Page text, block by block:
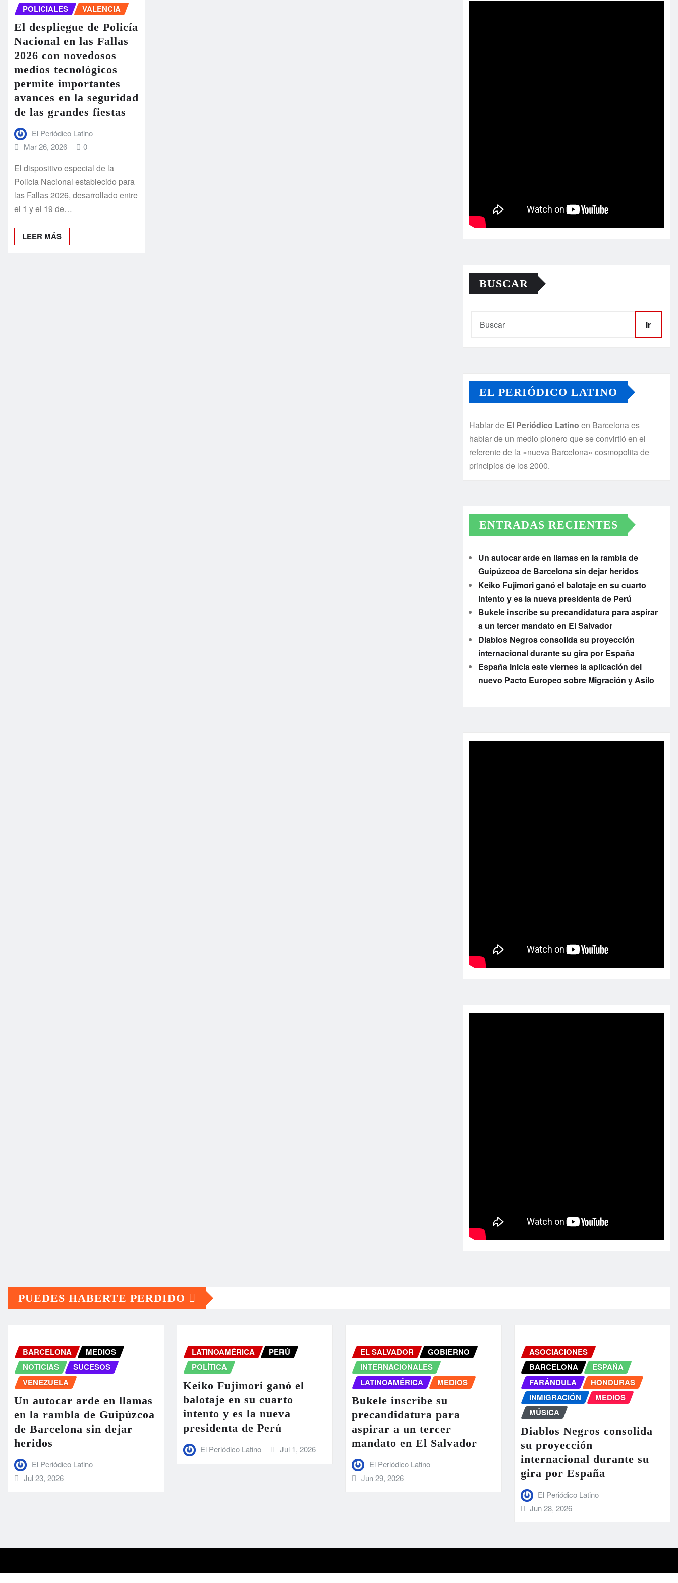
POLICIALES
VALENCIA
El despliegue de Policía
Nacional en las Fallas
2026 con novedosos
medios tecnológicos
permite importantes
avances en la seguridad
de las grandes fiestas
El Periódico Latino
Mar 26, 2026
0
El dispositivo especial de la
Policía Nacional establecido para
las Fallas 2026, desarrollado entre
el 1 y el 19 de…
LEER MÁS
BUSCAR
Ir
EL PERIÓDICO LATINO
Hablar de El Periódico Latino en Barcelona es
hablar de un medio pionero que se convirtió en el
referente de la «nueva Barcelona» cosmopolita de
principios de los 2000.
ENTRADAS RECIENTES
Un autocar arde en llamas en la rambla de
Guipúzcoa de Barcelona sin dejar heridos
Keiko Fujimori ganó el balotaje en su cuarto
intento y es la nueva presidenta de Perú
Bukele inscribe su precandidatura para aspirar
a un tercer mandato en El Salvador
Diablos Negros consolida su proyección
internacional durante su gira por España
España inicia este viernes la aplicación del
nuevo Pacto Europeo sobre Migración y Asilo
PUEDES HABERTE PERDIDO
BARCELONA
MEDIOS
NOTICIAS
SUCESOS
VENEZUELA
Un autocar arde en llamas
en la rambla de Guipúzcoa
de Barcelona sin dejar
heridos
El Periódico Latino
Jul 23, 2026
LATINOAMÉRICA
PERÚ
POLÍTICA
Keiko Fujimori ganó el
balotaje en su cuarto
intento y es la nueva
presidenta de Perú
El Periódico Latino Jul 1, 2026
EL SALVADOR
GOBIERNO
INTERNACIONALES
LATINOAMÉRICA
MEDIOS
Bukele inscribe su
precandidatura para
aspirar a un tercer
mandato en El Salvador
El Periódico Latino
Jun 29, 2026
ASOCIACIONES
BARCELONA
ESPAÑA
FARÁNDULA
HONDURAS
INMIGRACIÓN
MEDIOS
MÚSICA
Diablos Negros consolida
su proyección
internacional durante su
gira por España
El Periódico Latino
Jun 28, 2026